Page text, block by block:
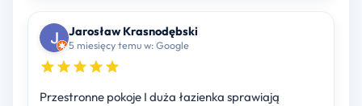
Jarosław Krasnodębski
5 miesięcy temu w: Google
Przestronne pokoje I duża łazienka sprawiają